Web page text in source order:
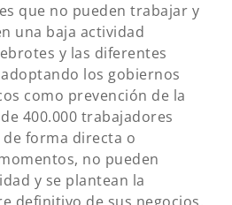
que no pueden trabajar y
una baja actividad
y las diferentes
los gobiernos
como prevención de la
400.000 trabajadores
forma directa o
no pueden
y se plantean la